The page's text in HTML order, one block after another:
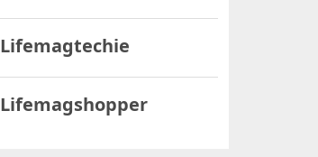
Lifemagtechie
Lifemagshopper